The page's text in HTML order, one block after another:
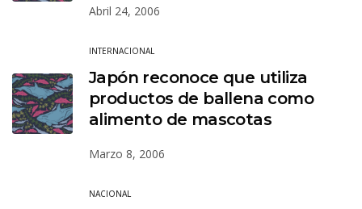
Abril 24, 2006
INTERNACIONAL
Japón reconoce que utiliza
productos de ballena como
alimento de mascotas
Marzo 8, 2006
NACIONAL